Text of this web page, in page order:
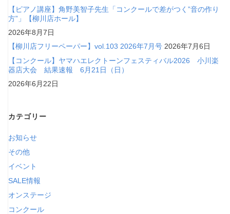
【ピアノ講座】角野美智子先生「コンクールで差がつく”音の作り
方”」【柳川店ホール】
2026年8月7日
【柳川店フリーペーパー】vol.103 2026年7月号 2026年7月6日
【コンクール】ヤマハエレクトーンフェスティバル2026 小川楽
器店大会 結果速報 6月21日（日）
2026年6月22日
カテゴリー
お知らせ
その他
イベント
SALE情報
オンステージ
コンクール